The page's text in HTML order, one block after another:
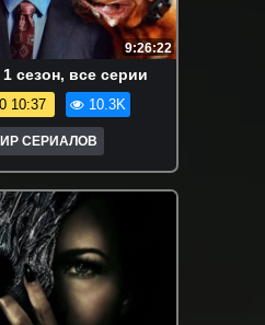
9:26:22
сезон, все серии
10:37 10.3K
СЕРИАЛОВ